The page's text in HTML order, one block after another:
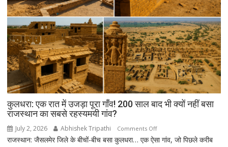
सरकार
पर
साधा
निशाना
कुलधरा: एक रात में उजड़ा पूरा गाँव! 200 साल बाद भी क्यों नहीं बसा
राजस्थान का सबसे रहस्यमयी गांव?
July 2, 2026 Abhishek Tripathi Comments Offon
कुलधरा:
राजस्थान: जैसलमेर जिले के बीचों-बीच बसा कुलधरा… एक ऐसा गांव, जो पिछले करीब